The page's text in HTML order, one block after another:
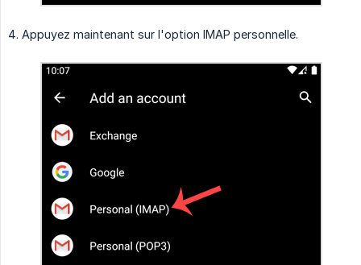
4. Appuyez maintenant sur l'option IMAP personnelle.